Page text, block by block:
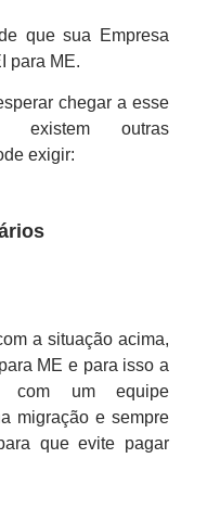
que sua Empresa
para ME.
chegar a esse
existem outras
exigir:
a situação acima,
ME e para isso a
com um equipe
migração e sempre
que evite pagar